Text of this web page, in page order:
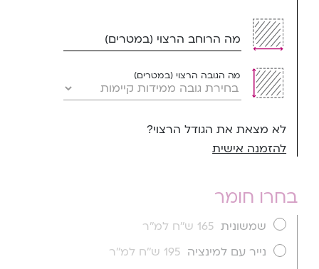
מה הרוחב הרצוי (במטרים)
מה הגובה הרצוי (במטרים)
לא מצאת את הגודל הרצוי?
להזמנה אישית
בחרו חומר
שמשונית 165 ש''ח למ''ר
נייר עם למינציה 195 ש''ח למ''ר